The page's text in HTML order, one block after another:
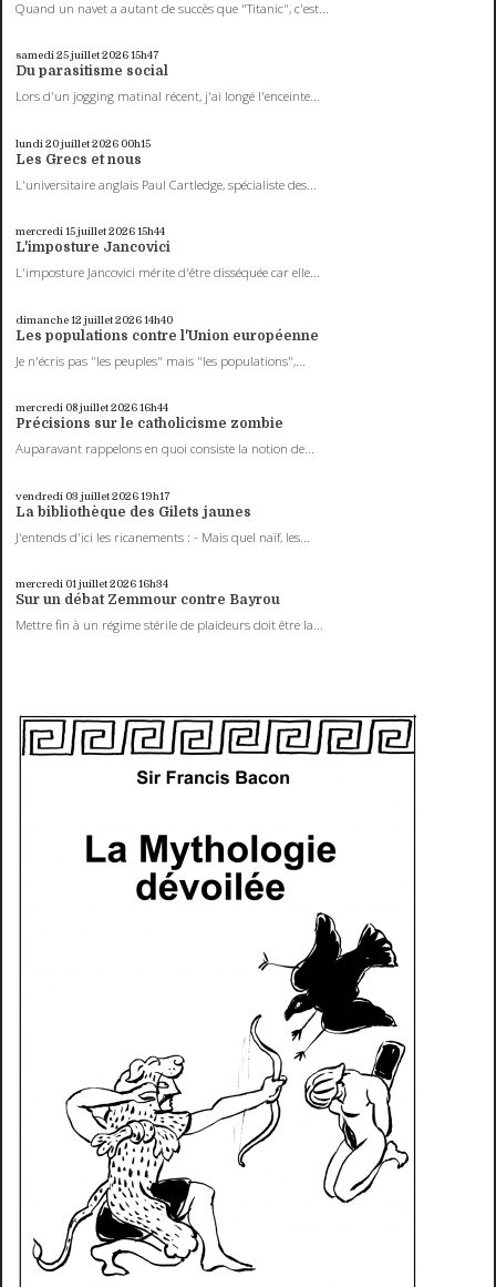
Quand un navet a autant de succès que "Titanic", c'est...
samedi 25juillet 202615h47
Du parasitisme social
Lors d'un jogging matinal récent, j'ai longé l'enceinte...
lundi 20juillet 2026 00h15
Les Grecs et nous
L'universitaire anglais Paul Cartledge, spécialiste des...
mercredi 15juillet 202615h44
L'imposture Jancovici
L'imposture Jancovici mérite d'être disséquée car elle...
dimanche 12 juillet 202614h40
Les populations contre l'Union européenne
Je n'écris pas "les peuples" mais "les populations",...
mercredi 08juillet 202616h44
Précisions sur le catholicisme zombie
Auparavant rappelons en quoi consiste la notion de...
vendredi 03 juillet 202619h17
La bibliothèque des Gilets jaunes
J'entends d'ici les ricanements : - Mais quel naïf, les...
mercredi 01juillet 202616h34
Sur un débat Zemmour contre Bayrou
Mettre fin à un régime stérile de plaideurs doit être la...